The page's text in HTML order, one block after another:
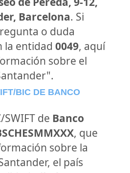
Barcelona. Si
o duda
la entidad 0049, aquí
sobre el
BIC DE BANCO
SWIFT de Banco
, que
sobre la
el país